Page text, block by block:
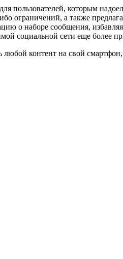
пользователей, которым
ограничений, а также
о наборе сообщения,
социальной сети еще более
контент на свой